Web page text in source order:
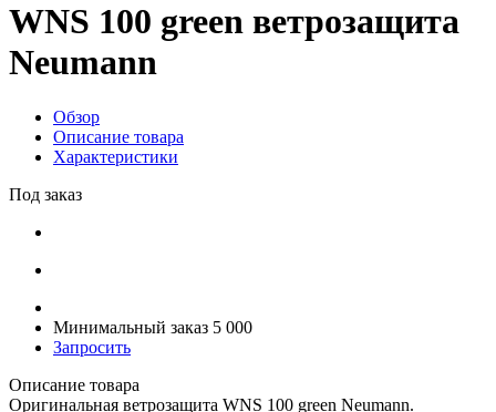
WNS 100 green ветрозащита
Neumann
Обзор
Описание товара
Характеристики
Под заказ
Минимальный заказ 5 000
Запросить
Описание товара
Оригинальная ветрозащита WNS 100 green Neumann.